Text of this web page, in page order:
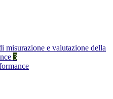
misurazione e valutazione della
3